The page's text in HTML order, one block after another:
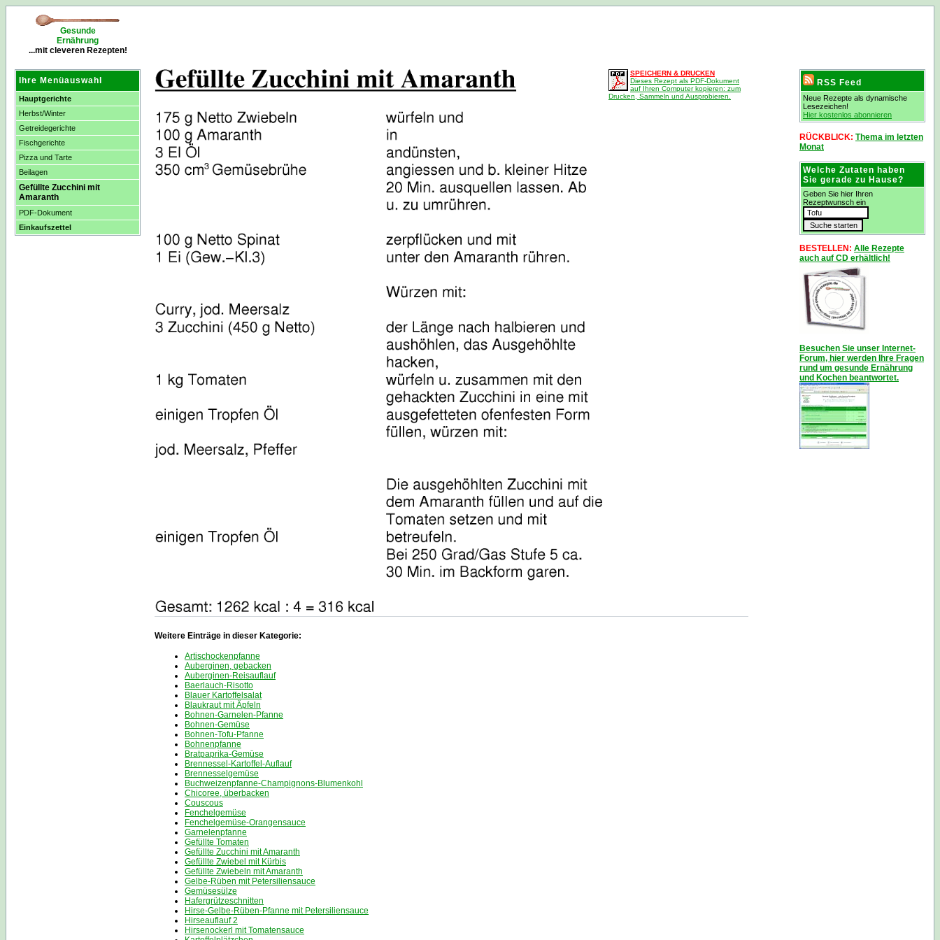
Gesunde
Ernährung
...mit cleveren Rezepten!
Ihre Menüauswahl
Hauptgerichte
Herbst/Winter
Getreidegerichte
Fischgerichte
Pizza und Tarte
Beilagen
Gefüllte Zucchini mit
Amaranth
PDF-Dokument
Einkaufszettel
SPEICHERN & DRUCKEN
Dieses Rezept als PDF-Dokument
auf Ihren Computer kopieren: zum
Drucken, Sammeln und Ausprobieren.
Weitere Einträge in dieser Kategorie:
Artischockenpfanne
Auberginen, gebacken
Auberginen-Reisauflauf
Baerlauch-Risotto
Blauer Kartoffelsalat
Blaukraut mit Äpfeln
Bohnen-Garnelen-Pfanne
Bohnen-Gemüse
Bohnen-Tofu-Pfanne
Bohnenpfanne
Bratpaprika-Gemüse
Brennessel-Kartoffel-Auflauf
Brennesselgemüse
Buchweizenpfanne-Champignons-Blumenkohl
Chicoree, überbacken
Couscous
Fenchelgemüse
Fenchelgemüse-Orangensauce
Garnelenpfanne
Gefüllte Tomaten
Gefüllte Zucchini mit Amaranth
Gefüllte Zwiebel mit Kürbis
Gefüllte Zwiebeln mit Amaranth
Gelbe-Rüben mit Petersiliensauce
Gemüsesülze
Hafergrützeschnitten
Hirse-Gelbe-Rüben-Pfanne mit Petersiliensauce
Hirseauflauf 2
Hirsenockerl mit Tomatensauce
RSS Feed
Neue Rezepte als dynamische
Lesezeichen!
Hier kostenlos abonnieren
RÜCKBLICK: Thema im letzten
Monat
Welche Zutaten haben
Sie gerade zu Hause?
Geben Sie hier Ihren
Rezeptwunsch ein
BESTELLEN: Alle Rezepte
auch auf CD erhältlich!
Besuchen Sie unser Internet-
Forum, hier werden Ihre Fragen
rund um gesunde Ernährung
und Kochen beantwortet.